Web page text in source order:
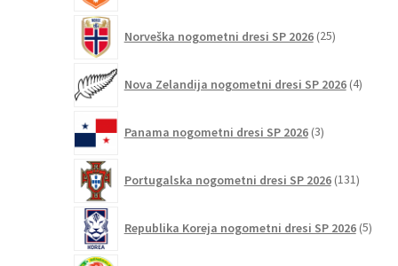
Norveška nogometni dresi SP 2026 25izdelkov
Nova Zelandija nogometni dresi SP 2026 4izdelki
Panama nogometni dresi SP 2026 3izdelki
Portugalska nogometni dresi SP 2026 131
Republika Koreja nogometni dresi SP 2026 5